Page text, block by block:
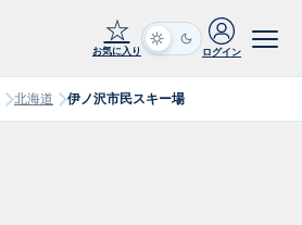
☆
お気に入り ログイン
北海道 伊ノ沢市民スキー場